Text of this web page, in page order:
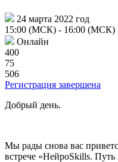
24 марта 2022 год
15:00 (МСК) - 16:00 (МСК)
Онлайн
400
75
506
Регистрация завершена
Добрый день.
Мы рады снова вас
встрече «НейроSkills. Путь